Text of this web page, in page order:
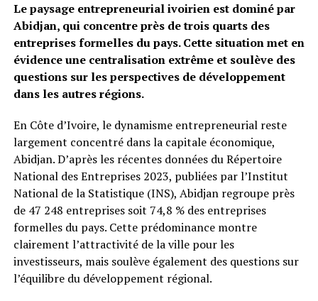
Le paysage entrepreneurial ivoirien est dominé par
Abidjan, qui concentre près de trois quarts des
entreprises formelles du pays. Cette situation met en
évidence une centralisation extrême et soulève des
questions sur les perspectives de développement
dans les autres régions.
En Côte d’Ivoire, le dynamisme entrepreneurial reste
largement concentré dans la capitale économique,
Abidjan. D’après les récentes données du Répertoire
National des Entreprises 2023, publiées par l’Institut
National de la Statistique (INS), Abidjan regroupe près
de 47 248 entreprises soit 74,8 % des entreprises
formelles du pays. Cette prédominance montre
clairement l’attractivité de la ville pour les
investisseurs, mais soulève également des questions sur
l’équilibre du développement régional.